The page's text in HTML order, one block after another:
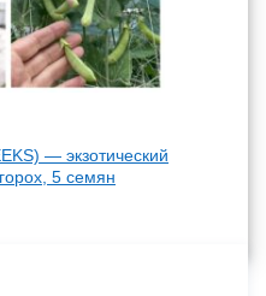
— экзотический
5 семян